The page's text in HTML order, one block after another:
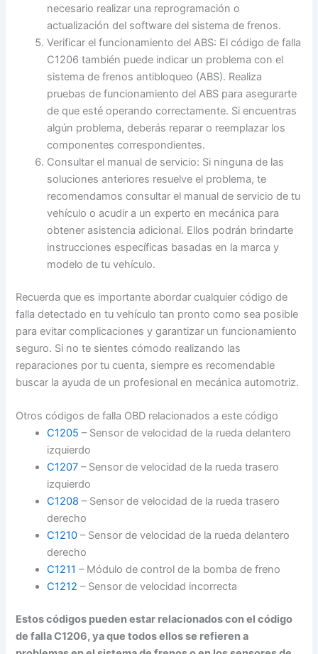
necesario realizar una reprogramación o
actualización del software del sistema de frenos.
Verificar el funcionamiento del ABS: El código de falla
C1206 también puede indicar un problema con el
sistema de frenos antibloqueo (ABS). Realiza
pruebas de funcionamiento del ABS para asegurarte
de que esté operando correctamente. Si encuentras
algún problema, deberás reparar o reemplazar los
componentes correspondientes.
Consultar el manual de servicio: Si ninguna de las
soluciones anteriores resuelve el problema, te
recomendamos consultar el manual de servicio de tu
vehículo o acudir a un experto en mecánica para
obtener asistencia adicional. Ellos podrán brindarte
instrucciones específicas basadas en la marca y
modelo de tu vehículo.
Recuerda que es importante abordar cualquier código de
falla detectado en tu vehículo tan pronto como sea posible
para evitar complicaciones y garantizar un funcionamiento
seguro. Si no te sientes cómodo realizando las
reparaciones por tu cuenta, siempre es recomendable
buscar la ayuda de un profesional en mecánica automotriz.
Otros códigos de falla OBD relacionados a este código
C1205 – Sensor de velocidad de la rueda delantero
izquierdo
C1207 – Sensor de velocidad de la rueda trasero
izquierdo
C1208 – Sensor de velocidad de la rueda trasero
derecho
C1210 – Sensor de velocidad de la rueda delantero
derecho
C1211 – Módulo de control de la bomba de freno
C1212 – Sensor de velocidad incorrecta
Estos códigos pueden estar relacionados con el código
de falla C1206, ya que todos ellos se refieren a